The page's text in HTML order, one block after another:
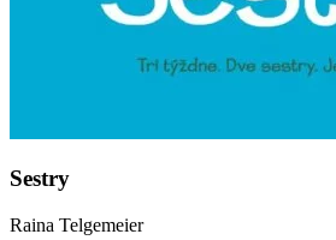
Sestry
Raina Telgemeier